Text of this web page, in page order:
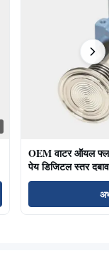
OEM वाटर ऑयल
पेय डिजिटल स्तर